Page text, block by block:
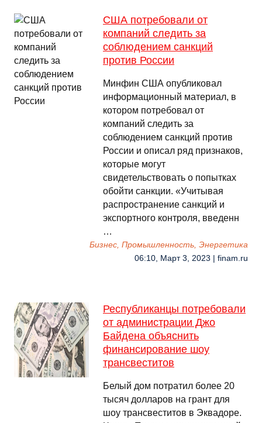
США потребовали от
компаний следить за
соблюдением санкций
против России
Минфин США опубликовал
информационный материал, в
котором потребовал от
компаний следить за
соблюдением санкций против
России и описал ряд признаков,
которые могут
свидетельствовать о попытках
обойти санкции. «Учитывая
распространение санкций и
экспортного контроля, введенн
…
Бизнес, Промышленность, Энергетика
06:10, Март 3, 2023 | finam.ru
Республиканцы потребовали
от администрации Джо
Байдена объяснить
финансирование шоу
трансвеститов
Белый дом потратил более 20
тысяч долларов на грант для
шоу трансвеститов в Эквадоре.